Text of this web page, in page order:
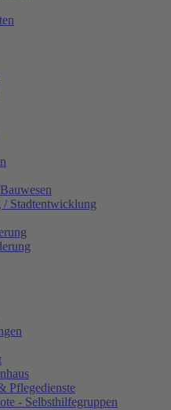
/ Stadtentwicklung
Pflegedienste
- Selbsthilfegruppen